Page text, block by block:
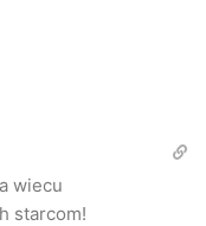
wiecu
starcom!